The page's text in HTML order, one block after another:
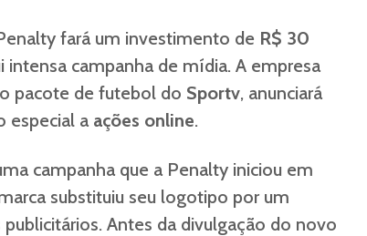
fará um investimento de R$ 30
intensa campanha de mídia. A empresa
pacote de futebol do Sportv, anunciará
especial a ações online.
campanha que a Penalty iniciou em
substituiu seu logotipo por um
Antes da divulgação do novo